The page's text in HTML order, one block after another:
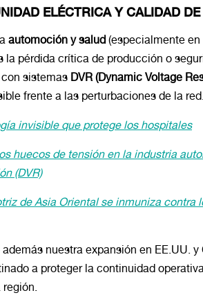
ELÉCTRICA Y CALIDAD
automoción y salud (especialmente
pérdida crítica de producción o
sistemas DVR (Dynamic Voltage
frente a las perturbaciones de la red.
invisible que protege los hospitales
huecos de tensión en la industria
(DVR)
de Asia Oriental se inmuniza contra
nuestra expansión en EE.UU.
a proteger la continuidad